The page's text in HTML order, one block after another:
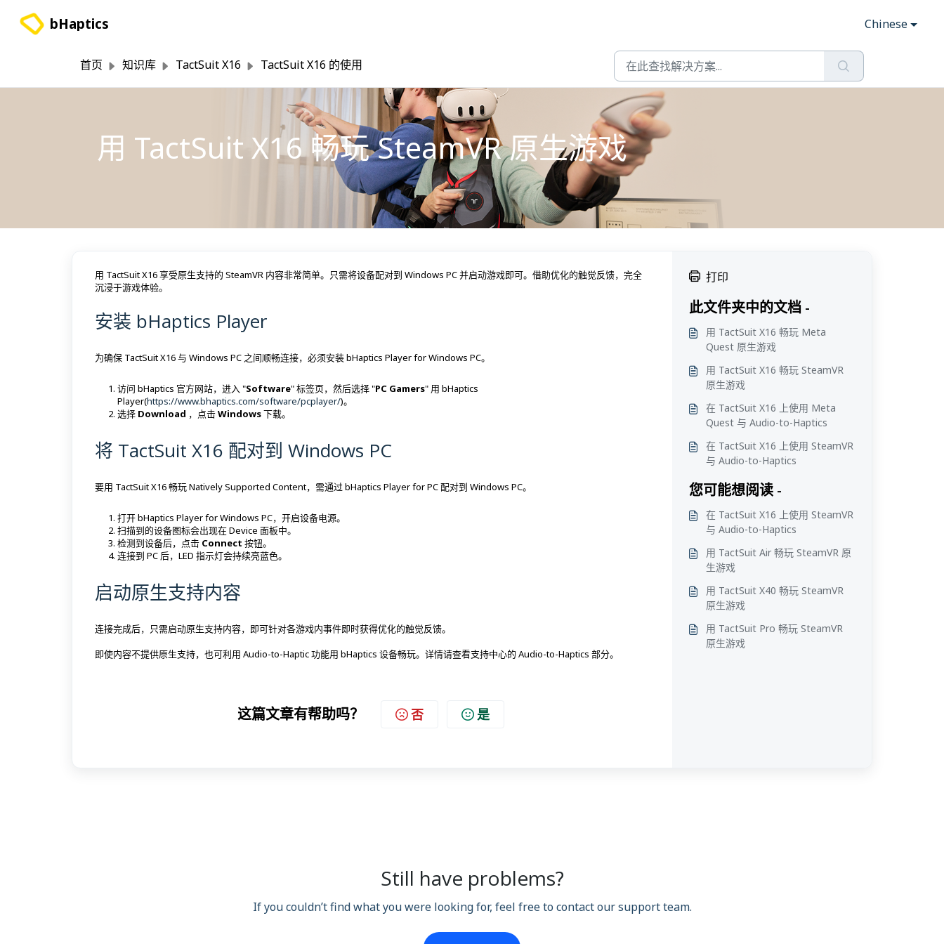
bHaptics Chinese
首页 知识库 TactSuit X16 TactSuit X16 的使用
用 TactSuit X16 畅玩 SteamVR 原生游戏
用 TactSuit X16 享受原生支持的 SteamVR 内容非常简单。只需将设备配对到 Windows PC 并启动游戏即可。借助优化的触觉反馈，完全
沉浸于游戏体验。
安装 bHaptics Player
为确保 TactSuit X16 与 Windows PC 之间顺畅连接，必须安装 bHaptics Player for Windows PC。
访问 bHaptics 官方网站，进入 "Software" 标签页，然后选择 "PC Gamers" 用 bHaptics
Player(https://www.bhaptics.com/software/pcplayer/)。
选择 Download ，点击Windows下载。
将 TactSuit X16 配对到 Windows PC
要用 TactSuit X16 畅玩 Natively Supported Content，需通过 bHaptics Player for PC 配对到 Windows PC。
打开 bHaptics Player for Windows PC，开启设备电源。
扫描到的设备图标会出现在 Device 面板中。
检测到设备后，点击 Connect 按钮。
连接到 PC 后，LED 指示灯会持续亮蓝色。
启动原生支持内容
连接完成后，只需启动原生支持内容，即可针对各游戏内事件即时获得优化的触觉反馈。
即使内容不提供原生支持，也可利用 Audio-to-Haptic 功能用 bHaptics 设备畅玩。详情请查看支持中心的 Audio-to-Haptics 部分。
这篇文章有帮助吗？ 否 是
打印
此文件夹中的文档 -
用 TactSuit X16 畅玩 Meta
Quest 原生游戏
用 TactSuit X16 畅玩 SteamVR
原生游戏
在 TactSuit X16 上使用 Meta
Quest 与 Audio-to-Haptics
在 TactSuit X16 上使用 SteamVR
与 Audio-to-Haptics
您可能想阅读 -
在 TactSuit X16 上使用 SteamVR
与 Audio-to-Haptics
用 TactSuit Air 畅玩 SteamVR 原
生游戏
用 TactSuit X40 畅玩 SteamVR
原生游戏
用 TactSuit Pro 畅玩 SteamVR
原生游戏
Still have problems?
If you couldn’t find what you were looking for, feel free to contact our support team.